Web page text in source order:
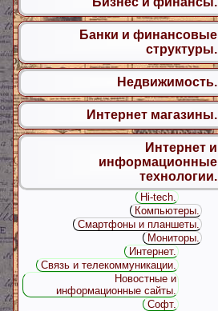
Банки и финансовые
структуры.
Недвижимость.
Интернет магазины.
Интернет и
информационные
технологии.
Hi-tech.
Компьютеры.
Смартфоны и планшеты.
Мониторы.
Интернет.
Связь и телекоммуникации.
Новостные и
информационные сайты.
Софт.